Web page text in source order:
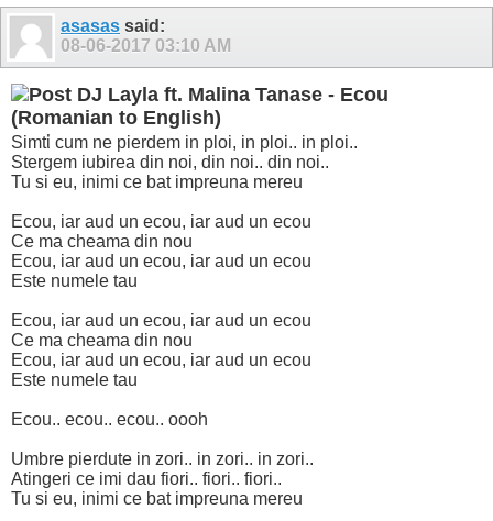
asasas said:
08-06-2017 03:10 AM
DJ Layla ft. Malina Tanase - Ecou
(Romanian to English)
Simtἰ cum ne pierdem in ploi, in ploi.. in ploi..
Stergem iubirea din noi, din noi.. din noi..
Tu si eu, inimi ce bat impreuna mereu
Ecou, iar aud un ecou, iar aud un ecou
Ce ma cheama din nou
Ecou, iar aud un ecou, iar aud un ecou
Este numele tau
Ecou, iar aud un ecou, iar aud un ecou
Ce ma cheama din nou
Ecou, iar aud un ecou, iar aud un ecou
Este numele tau
Ecou.. ecou.. ecou.. oooh
Umbre pierdute in zori.. in zori.. in zori..
Atingeri ce imi dau fiori.. fiori.. fiori..
Tu si eu, inimi ce bat impreuna mereu